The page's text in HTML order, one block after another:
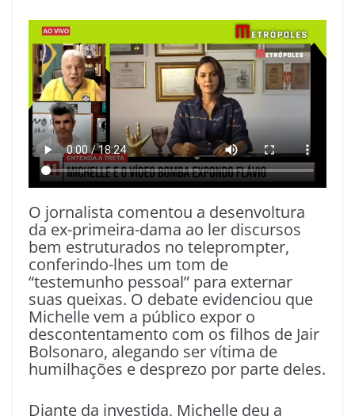
O jornalista comentou a desenvoltura
da ex-primeira-dama ao ler discursos
bem estruturados no teleprompter,
conferindo-lhes um tom de
“testemunho pessoal” para externar
suas queixas. O debate evidenciou que
Michelle vem a público expor o
descontentamento com os filhos de Jair
Bolsonaro, alegando ser vítima de
humilhações e desprezo por parte deles.
Diante da investida, Michelle deu a